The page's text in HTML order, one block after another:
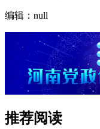
编辑：null
推荐阅读